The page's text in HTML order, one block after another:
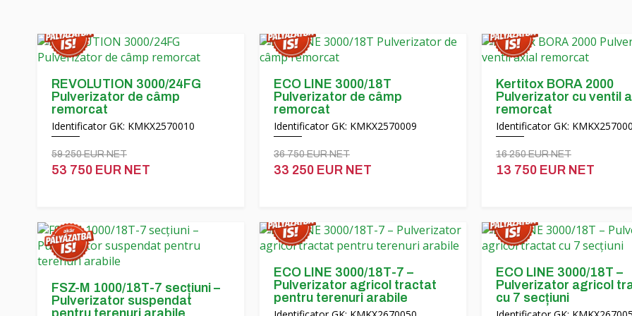
REVOLUTION 3000/24FG
Pulverizator de câmp
remorcat
Identificator GK: KMKX2570010
59 250 EUR NET
53 750 EUR NET
ECO LINE 3000/18T
Pulverizator de câmp
remorcat
Identificator GK: KMKX2570009
36 750 EUR NET
33 250 EUR NET
Kertitox BORA 2000
Pulverizator cu ventil
remorcat
Identificator GK:
16 250 EUR NET
13 750 EUR NET
FSZ-M 1000/18T-7 secțiuni –
Pulverizator suspendat
pentru terenuri arabile
ECO LINE 3000/18T-7 –
Pulverizator agricol tractat
pentru terenuri arabile
ECO LINE 3000/18T –
Pulverizator agricol
cu 7 secțiuni